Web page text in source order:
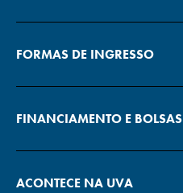
FORMAS DE INGRESSO
FINANCIAMENTO E BOLSAS
ACONTECE NA UVA